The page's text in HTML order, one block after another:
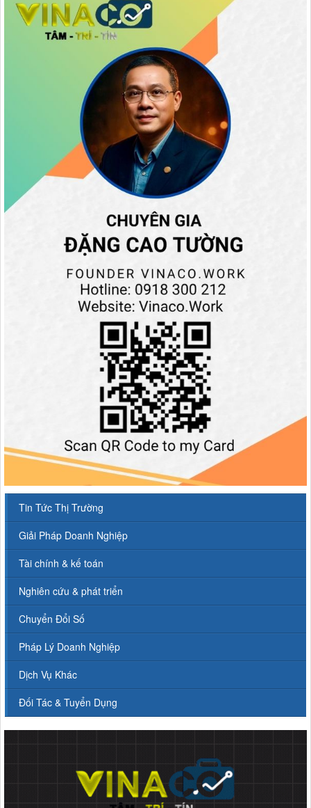
Tin Tức Thị Trường
Giải Pháp Doanh Nghiệp
Tài chính & kế toán
Nghiên cứu & phát triển
Chuyển Đổi Số
Pháp Lý Doanh Nghiệp
Dịch Vụ Khác
Đối Tác & Tuyển Dụng